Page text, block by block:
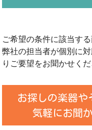
ご希望の条件に該当す
弊社の担当者が個別に
りご要望をお聞かせくだ
お探しの楽器や
気軽にお